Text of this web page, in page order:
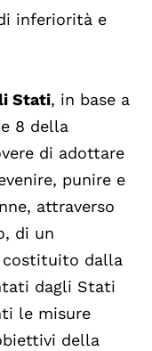
inferiorità e
Stati, in base a
8 della
di adottare
punire e
attraverso
di un
costituito dalla
dagli Stati
le misure
della